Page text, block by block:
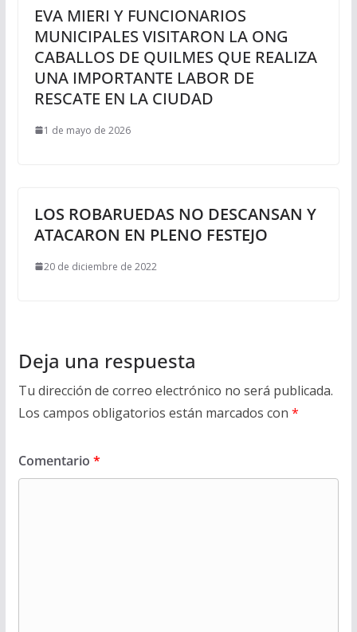
EVA MIERI Y FUNCIONARIOS
MUNICIPALES VISITARON LA ONG
CABALLOS DE QUILMES QUE REALIZA
UNA IMPORTANTE LABOR DE
RESCATE EN LA CIUDAD
1 de mayo de 2026
LOS ROBARUEDAS NO DESCANSAN Y
ATACARON EN PLENO FESTEJO
20 de diciembre de 2022
Deja una respuesta
Tu dirección de correo electrónico no será publicada.
Los campos obligatorios están marcados con *
Comentario *